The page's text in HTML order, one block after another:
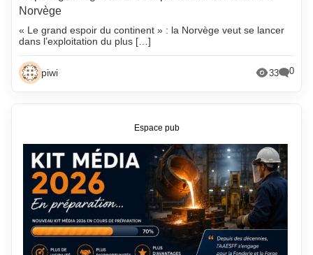
Norvège
« Le grand espoir du continent » : la Norvège veut se lancer
dans l’exploitation du plus […]
piwi 33 0
Espace pub